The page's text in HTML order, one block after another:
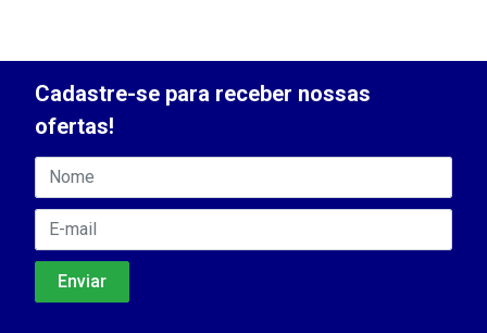
Cadastre-se para receber nossas
ofertas!